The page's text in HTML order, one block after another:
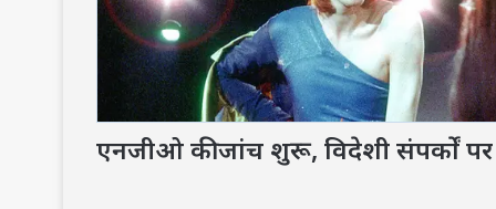
एनजीओ की जांच शुरू, विदेशी संपर्कों पर